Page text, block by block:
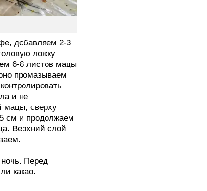
добавляем 2-3
ложку
6-8 листов мацы
промазываем
и не
мацы, сверху
см и продолжаем
Верхний слой
Перед
какао.